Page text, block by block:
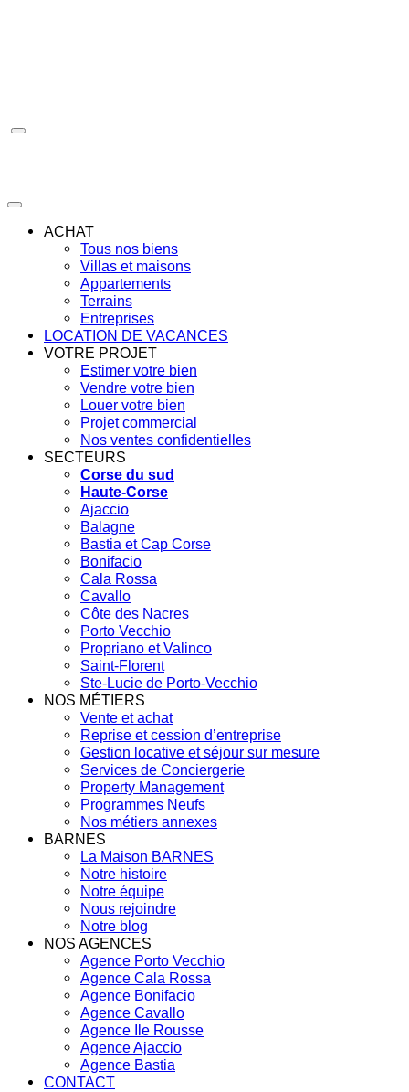
ACHAT
Tous nos biens
Villas et maisons
Appartements
Terrains
Entreprises
LOCATION DE VACANCES
VOTRE PROJET
Estimer votre bien
Vendre votre bien
Louer votre bien
Projet commercial
Nos ventes confidentielles
SECTEURS
Corse du sud
Haute-Corse
Ajaccio
Balagne
Bastia et Cap Corse
Bonifacio
Cala Rossa
Cavallo
Côte des Nacres
Porto Vecchio
Propriano et Valinco
Saint-Florent
Ste-Lucie de Porto-Vecchio
NOS MÉTIERS
Vente et achat
Reprise et cession d’entreprise
Gestion locative et séjour sur mesure
Services de Conciergerie
Property Management
Programmes Neufs
Nos métiers annexes
BARNES
La Maison BARNES
Notre histoire
Notre équipe
Nous rejoindre
Notre blog
NOS AGENCES
Agence Porto Vecchio
Agence Cala Rossa
Agence Bonifacio
Agence Cavallo
Agence Ile Rousse
Agence Ajaccio
Agence Bastia
CONTACT